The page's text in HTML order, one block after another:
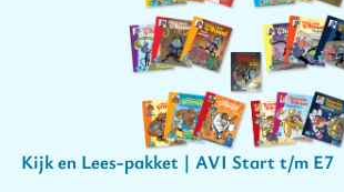
Kijk en Lees-pakket | AVI Start t/m E7